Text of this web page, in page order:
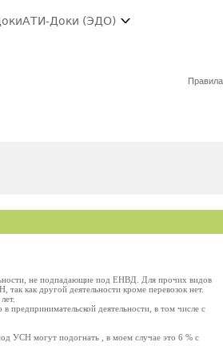
АТИ-Доки (ЭДО)
не подпадающие под ЕНВД. Для прочих видов
как другой деятельности кроме перевозок нет.
предпринимательской деятельности, в том числе с
УСН могут подогнать , в моем случае это 6 % с